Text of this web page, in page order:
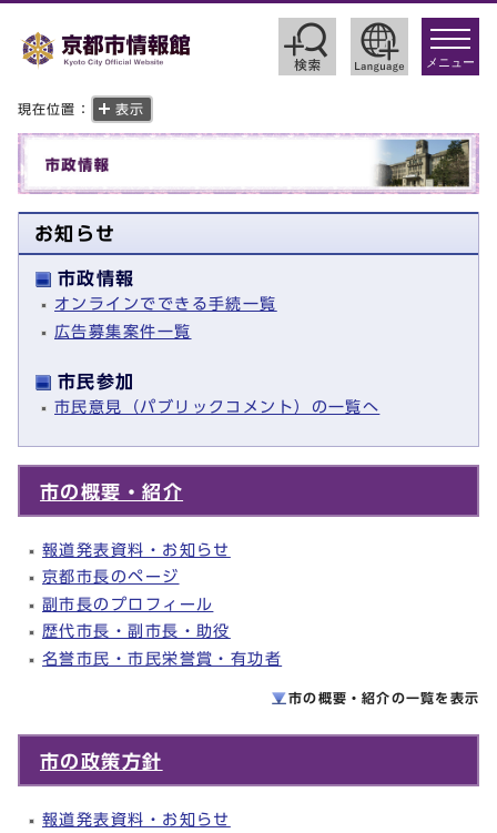
toggle
メニュー
現在位置： 表示
お知らせ
市政情報
オンラインでできる手続一覧
広告募集案件一覧
市民参加
市民意見（パブリックコメント）の一覧へ
市の概要・紹介
報道発表資料・お知らせ
京都市長のページ
副市長のプロフィール
歴代市長・副市長・助役
名誉市民・市民栄誉賞・有功者
市の概要・紹介の一覧を 表示
市の政策方針
報道発表資料・お知らせ